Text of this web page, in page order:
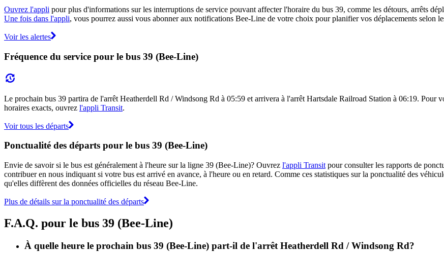
Ouvrez l'appli pour plus d'informations sur les interruptions de service pouvant affecter l'horaire du bus 39, comme les détours, arrêts
Une fois dans l'appli, vous pourrez aussi vous abonner aux notifications Bee-Line de votre choix pour planifier vos déplacements selon
Voir les alertes
Fréquence du service pour le bus 39 (Bee-Line)
Le prochain bus 39 partira de l'arrêt Heatherdell Rd / Windsong Rd à 05:59 et arrivera à l'arrêt Hartsdale Railroad Station à 06:19. Pour
horaires exacts, ouvrez l'appli Transit.
Voir tous les départs
Ponctualité des départs pour le bus 39 (Bee-Line)
Envie de savoir si le bus est généralement à l'heure sur la ligne 39 (Bee-Line)? Ouvrez l'appli Transit pour consulter les rapports de
contribuer en nous indiquant si votre bus est arrivé en avance, à l'heure ou en retard. Comme ces statistiques sur la ponctualité des
qu'elles diffèrent des données officielles du réseau Bee-Line.
Plus de détails sur la ponctualité des départs
F.A.Q. pour le bus 39 (Bee-Line)
À quelle heure le prochain bus 39 (Bee-Line) part-il de l'arrêt Heatherdell Rd / Windsong Rd?